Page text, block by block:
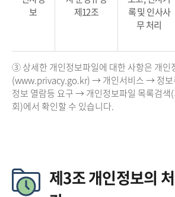
보
제12조
록 및 인사사
무 처리
③ 상세한 개인정보파일에 대한 사항은 개인
(www.privacy.go.kr) → 개인서비스 → 정보
정보 열람등 요구 → 개인정보파일 목록검색
회)에서 확인할 수 있습니다.
제3조 개인정보의